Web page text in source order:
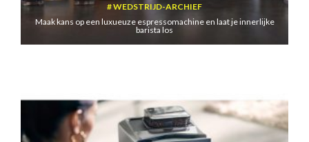
WEDSTRIJD-ARCHIEF
Maak kans op een luxueuze espressomachine en laat je innerlijke
barista los